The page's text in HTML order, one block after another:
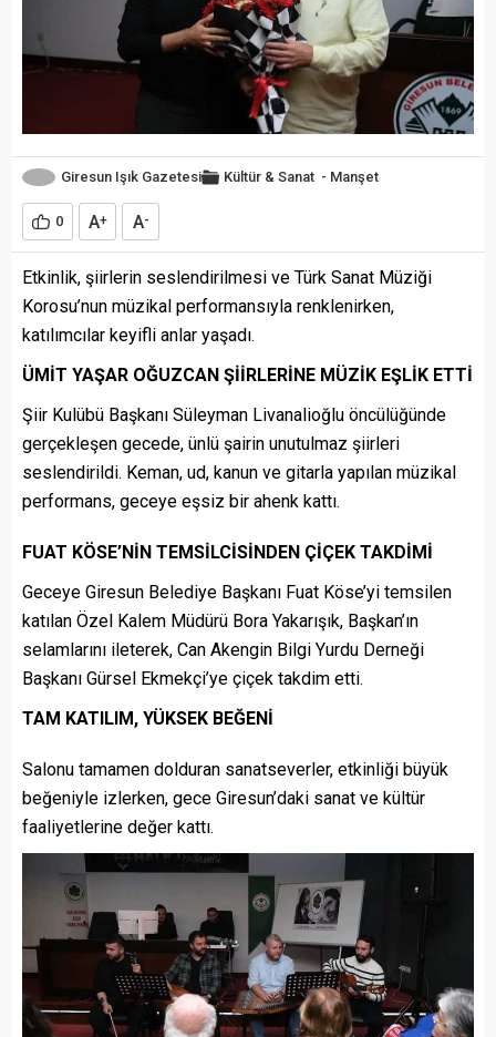
Giresun Işık Gazetesi Kültür & Sanat - Manşet
0 A+ A-
Etkinlik, şiirlerin seslendirilmesi ve Türk Sanat Müziği
Korosu’nun müzikal performansıyla renklenirken,
katılımcılar keyifli anlar yaşadı.
ÜMİT YAŞAR OĞUZCAN ŞİİRLERİNE MÜZİK EŞLİK ETTİ
Şiir Kulübü Başkanı Süleyman Livanalioğlu öncülüğünde
gerçekleşen gecede, ünlü şairin unutulmaz şiirleri
seslendirildi. Keman, ud, kanun ve gitarla yapılan müzikal
performans, geceye eşsiz bir ahenk kattı.
FUAT KÖSE’NİN TEMSİLCİSİNDEN ÇİÇEK TAKDİMİ
Geceye Giresun Belediye Başkanı Fuat Köse’yi temsilen
katılan Özel Kalem Müdürü Bora Yakarışık, Başkan’ın
selamlarını ileterek, Can Akengin Bilgi Yurdu Derneği
Başkanı Gürsel Ekmekçi’ye çiçek takdim etti.
TAM KATILIM, YÜKSEK BEĞENİ
Salonu tamamen dolduran sanatseverler, etkinliği büyük
beğeniyle izlerken, gece Giresun’daki sanat ve kültür
faaliyetlerine değer kattı.